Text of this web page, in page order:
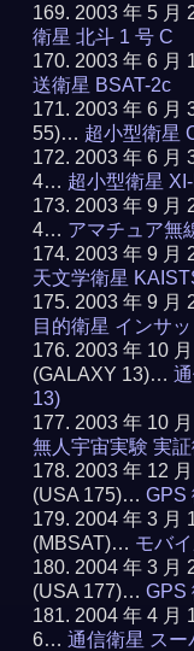
2003 年 5 月
衛星 北斗 1 号 C
2003 年 6 月
送衛星 BSAT-2c
2003 年 6 月
55)… 超小型衛星
2003 年 6 月
4… 超小型衛星
2003 年 9 月
4… アマチュア無
2003 年 9 月
天文学衛星
2003 年 9 月
目的衛星 インサ
2003 年 10
(GALAXY 13)…
13)
2003 年 10
無人宇宙実験 実
2003 年 12
(USA 175)…GPS
2004 年 3 月
(MBSAT)… モバ
2004 年 3 月
(USA 177)…GPS
2004 年 4 月
6…通信衛星 スー